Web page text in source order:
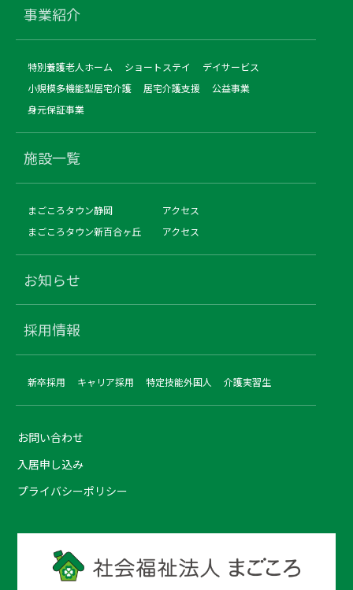
事業紹介
特別養護老人ホーム ショートステイ
デイサービス
小規模多機能型居宅介護
居宅介護支援
公益事業
身元保証事業
施設一覧
まごころタウン静岡
アクセス
まごころタウン新百合ヶ丘
アクセス
お知らせ
採用情報
新卒採用 キャリア採用 特定技能外国人 介護実習生
お問い合わせ
入居申し込み
プライバシーポリシー